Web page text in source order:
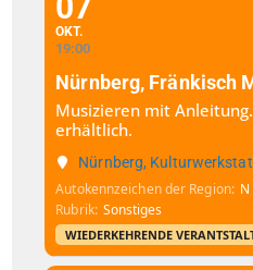
OKT.
19:00
Nürnberg, Fränkisch
Musizieren mit
erhältlich.
Nürnberg,
Autokennzeichen der Region N
Rubrik Sonstiges
WIEDERKEHRENDE